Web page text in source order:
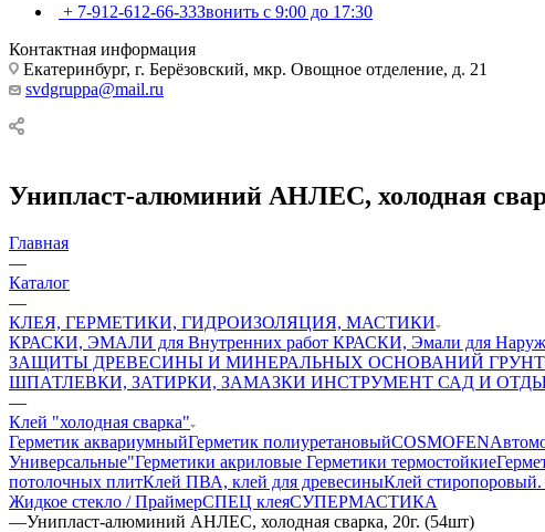
+ 7-912-612-66-33Звонить с 9:00 до 17:30
Контактная информация
Екатеринбург, г. Берёзовский, мкр. Овощное отделение, д. 21
svdgruppa@mail.ru
Унипласт-алюминий АНЛЕС, холодная
Главная
—
Каталог
—
КЛЕЯ, ГЕРМЕТИКИ, ГИДРОИЗОЛЯЦИЯ, МАСТИКИ
КРАСКИ, ЭМАЛИ для Внутренних работ КРАСКИ, Эмали для
ЗАЩИТЫ ДРЕВЕСИНЫ И МИНЕРАЛЬНЫХ ОСНОВАНИЙ
ШПАТЛЕВКИ, ЗАТИРКИ, ЗАМАЗКИ ИНСТРУМЕНТ САД И
—
Клей "холодная сварка"
Герметик аквариумныйГерметик полиуретановыйCOSMOFEN
Универсальные"Герметики акриловые Герметики термостойкие
потолочных плитКлей ПВА, клей для древесиныКлей стиропоровый.
Жидкое стекло / ПраймерСПЕЦ клеяСУПЕРМАСТИКА
—Унипласт-алюминий АНЛЕС, холодная сварка, 20г. (54шт)